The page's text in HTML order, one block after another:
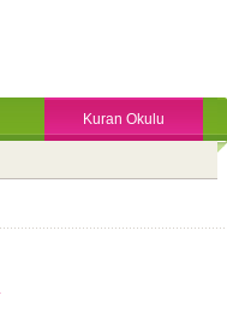
Kuran Okulu